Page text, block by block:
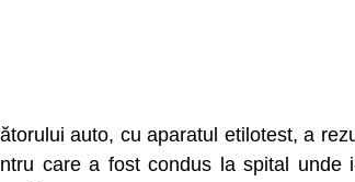
auto, cu aparatul etilotest, a
care a fost condus la spital unde